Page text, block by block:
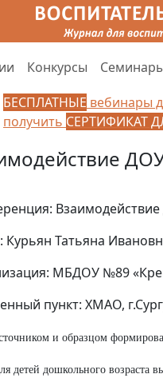
Конкурсы
БЕСПЛАТНЫЕ вебинары
получить СЕРТИФИКАТ
Курьян Татьяна
МБДОУ №89
пункт: ХМАО,
и образцом
детей дошкольного возраста